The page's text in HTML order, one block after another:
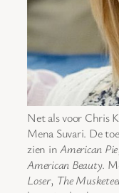
Net als voor Chris
Mena Suvari. De
zien inAmerican Pie
American Beauty.
Loser, The